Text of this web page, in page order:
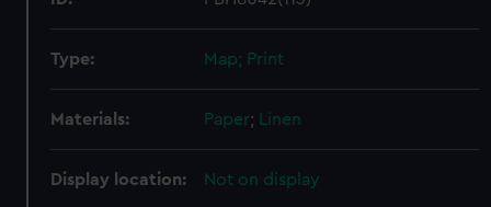
Type: Map; Print
Materials: Paper; Linen
Display location: Not on display